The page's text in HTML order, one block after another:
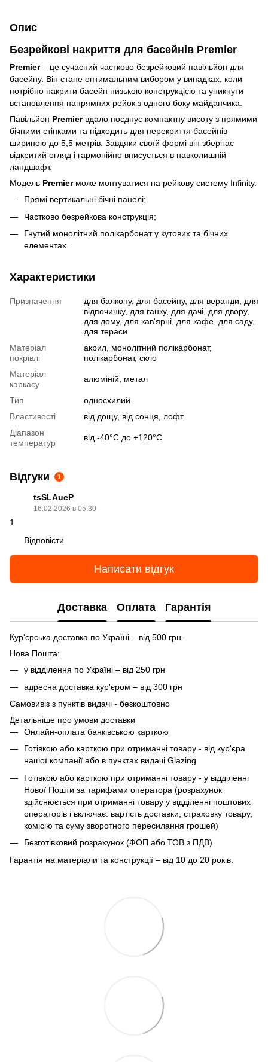
Опис
Безрейкові накриття для басейнів Premier
Premier– це сучасний частково безрейковий павільйон для
басейну. Він стане оптимальним вибором у випадках, коли
потрібно накрити басейн низькою конструкцією та уникнути
встановлення напрямних рейок з одного боку майданчика.
Павільйон Premierвдало поєднує компактну висоту з прямими
бічними стінками та підходить для перекриття басейнів
шириною до 5,5 метрів. Завдяки своїй формі він зберігає
відкритий огляд і гармонійно вписується в навколишній
ландшафт.
Модель Premierможе монтуватися на рейкову систему Infinity.
Прямі вертикальні бічні панелі;
Частково безрейкова конструкція;
Гнутий монолітний полікарбонат у кутових та бічних
елементах.
Характеристики
Призначення
для балкону, для басейну, для веранди, для
відпочинку, для ганку, для дачі, для двору,
для дому, для кав'ярні, для кафе, для саду,
для тераси
Матеріал
покрівлі
акрил, монолітний полікарбонат,
полікарбонат, скло
Матеріал
каркасу
алюміній, метал
Тип
односхилий
Властивості
від дощу, від сонця, лофт
Діапазон
температур
від -40°С до +120°C
Відгуки 1
tsSLAueP
16.02.2026 в 05:30
1
Відповісти
Написати відгук
Доставка Оплата Гарантія
Кур'єрська доставка по Україні – від 500 грн.
Нова Пошта:
у відділення по Україні – від 250 грн
адресна доставка кур'єром – від 300 грн
Самовивіз з пунктів видачі - безкоштовно
Детальніше про умови доставки
Онлайн-оплата банківською карткою
Готівкою або карткою при отриманні товару - від кур'єра
нашої компанії або в пунктах видачі Glazing
Готівкою або карткою при отриманні товару - у відділенні
Нової Пошти за тарифами оператора (розрахунок
здійснюється при отриманні товару у відділенні поштових
операторів і включає: вартість доставки, страховку товару,
комісію та суму зворотного пересилання грошей)
Безготівковий розрахунок (ФОП або ТОВ з ПДВ)
Гарантія на матеріали та конструкції – від 10 до 20 років.